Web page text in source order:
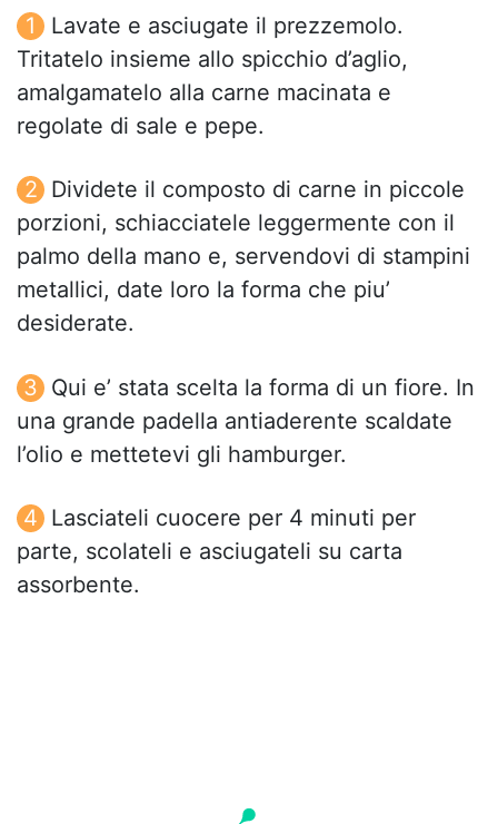
Lavate e asciugate il prezzemolo.
Tritatelo insieme allo spicchio d’aglio,
amalgamatelo alla carne macinata e
regolate di sale e pepe.
Dividete il composto di carne in piccole
porzioni, schiacciatele leggermente con il
palmo della mano e, servendovi di stampini
metallici, date loro la forma che piu’
desiderate.
Qui e’ stata scelta la forma di un fiore. In
una grande padella antiaderente scaldate
l’olio e mettetevi gli hamburger.
Lasciateli cuocere per 4 minuti per
parte, scolateli e asciugateli su carta
assorbente.